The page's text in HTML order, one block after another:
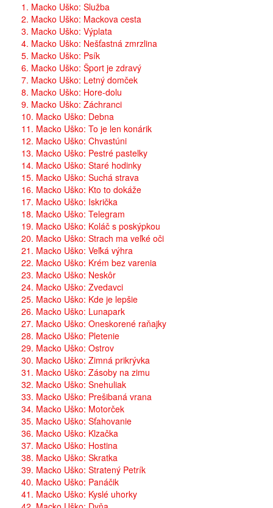
1. Macko Uško: Služba
2. Macko Uško: Mackova cesta
3. Macko Uško: Výplata
4. Macko Uško: Nešťastná zmrzlina
5. Macko Uško: Psík
6. Macko Uško: Šport je zdravý
7. Macko Uško: Letný domček
8. Macko Uško: Hore-dolu
9. Macko Uško: Záchranci
10. Macko Uško: Debna
11. Macko Uško: To je len konárik
12. Macko Uško: Chvastúni
13. Macko Uško: Pestré pastelky
14. Macko Uško: Staré hodinky
15. Macko Uško: Suchá strava
16. Macko Uško: Kto to dokáže
17. Macko Uško: Iskrička
18. Macko Uško: Telegram
19. Macko Uško: Koláč s poskýpkou
20. Macko Uško: Strach ma veľké oči
21. Macko Uško: Veľká výhra
22. Macko Uško: Krém bez varenia
23. Macko Uško: Neskôr
24. Macko Uško: Zvedavci
25. Macko Uško: Kde je lepšie
26. Macko Uško: Lunapark
27. Macko Uško: Oneskorené raňajky
28. Macko Uško: Pletenie
29. Macko Uško: Ostrov
30. Macko Uško: Zimná prikrývka
31. Macko Uško: Zásoby na zimu
32. Macko Uško: Snehuliak
33. Macko Uško: Prešibaná vrana
34. Macko Uško: Motorček
35. Macko Uško: Sťahovanie
36. Macko Uško: Klzačka
37. Macko Uško: Hostina
38. Macko Uško: Skratka
39. Macko Uško: Stratený Petrík
40. Macko Uško: Panáčik
41. Macko Uško: Kyslé uhorky